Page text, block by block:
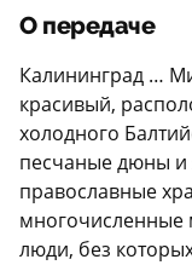
О передаче
Калининград …
красивый,
холодного
песчаные дюны и
православные
многочисленные
люди, без